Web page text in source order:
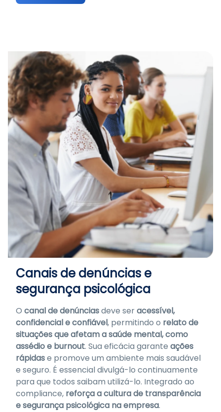
Canais de denúncias e
segurança psicológica
O canal de denúnciasdeve seracessível,
confidencial e confiável, permitindo o relato de
situações que afetam a saúde mental, como
assédio e burnout. Sua eficácia garante ações
rápidase promove um ambiente mais saudável
e seguro. É essencial divulgá-lo continuamente
para que todos saibam utilizá-lo. Integrado ao
compliance, reforça a cultura de transparência
e segurança psicológica na empresa.